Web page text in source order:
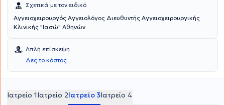
Σχετικά με τον ειδικό
Αγγειοχειρουργός Αγγειολόγος Διευθυντής Αγγειοχειρουργικής
Κλινικής "Ιασώ" Αθηνών
Απλή επίσκεψη
Δες το κόστος
Ιατρείο 1Ιατρείο 2Ιατρείο 3Ιατρείο 4